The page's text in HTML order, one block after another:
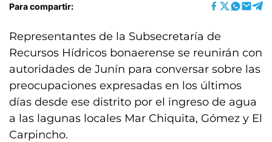
Para compartir:
Representantes de la Subsecretaría de
Recursos Hídricos bonaerense se reunirán con
autoridades de Junín para conversar sobre las
preocupaciones expresadas en los últimos
días desde ese distrito por el ingreso de agua
a las lagunas locales Mar Chiquita, Gómez y El
Carpincho.